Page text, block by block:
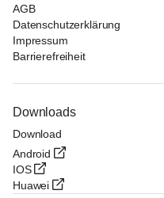
AGB
Datenschutzerklärung
Impressum
Barrierefreiheit
Downloads
Download
Android
IOS
Huawei